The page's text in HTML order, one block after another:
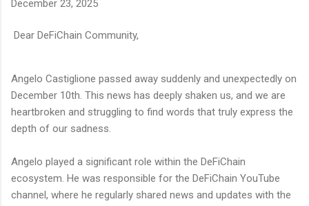
December 23, 2025
Dear DeFiChain Community,
Angelo Castiglione passed away suddenly and unexpectedly on
December 10th. This news has deeply shaken us, and we are
heartbroken and struggling to find words that truly express the
depth of our sadness.
Angelo played a significant role within the DeFiChain
ecosystem. He was responsible for the DeFiChain YouTube
channel, where he regularly shared news and updates with the